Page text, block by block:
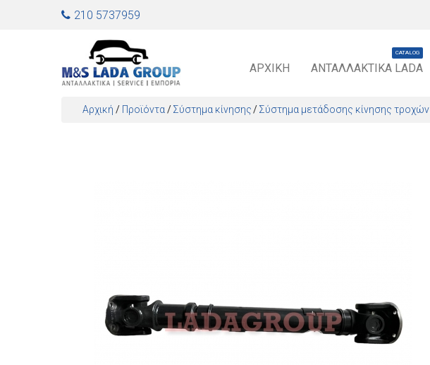
Jump to navigation210 5737959
ΑΡΧΙΚΉ ΑΝΤΑΛΛΑΚΤΙΚΆ LADA
CATALOG
Αρχική / Προϊόντα /Σύστημα κίνησης Σύστημα μετάδοσης κίνησης τροχών